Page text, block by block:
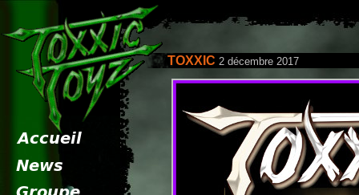
TOXXIC 2 décembre 2017